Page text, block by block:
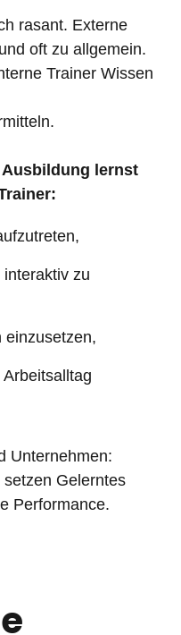
rasant. Externe
oft zu allgemein.
Trainer Wissen
Ausbildung lernst
zu
einzusetzen,
Unternehmen:
Gelerntes
Performance.